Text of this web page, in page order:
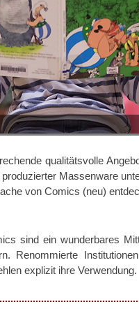
qualitätsvolle
Massenware
von Comics (neu)
sind ein wunderbares
Renommierte
explizit ihre Verwendung.